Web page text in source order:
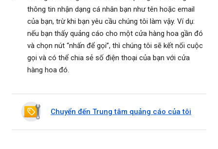
thông tin nhận dạng cá nhân bạn như tên hoặc email
của bạn, trừ khi bạn yêu cầu chúng tôi làm vậy. Ví dụ:
nếu bạn thấy quảng cáo cho một cửa hàng hoa gần đó
và chọn nút “nhấn để gọi”, thì chúng tôi sẽ kết nối cuộc
gọi và có thể chia sẻ số điện thoại của bạn với cửa
hàng hoa đó.
Chuyển đến Trung tâm quảng cáo của tôi